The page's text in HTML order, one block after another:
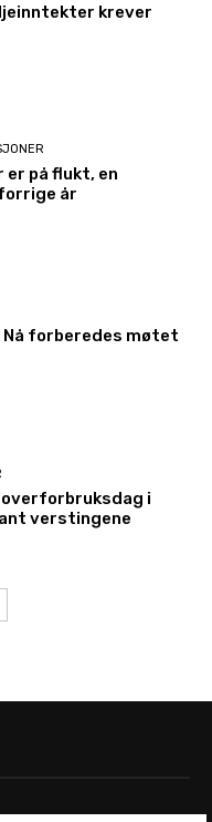
krever
er på flukt, en
år
Nå forberedes møtet
i
verstingene